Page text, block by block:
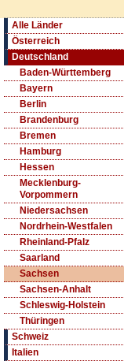
Alle Länder
Österreich
Deutschland
Baden-Württemberg
Bayern
Berlin
Brandenburg
Bremen
Hamburg
Hessen
Mecklenburg-
Vorpommern
Niedersachsen
Nordrhein-Westfalen
Rheinland-Pfalz
Saarland
Sachsen
Sachsen-Anhalt
Schleswig-Holstein
Thüringen
Schweiz
Italien